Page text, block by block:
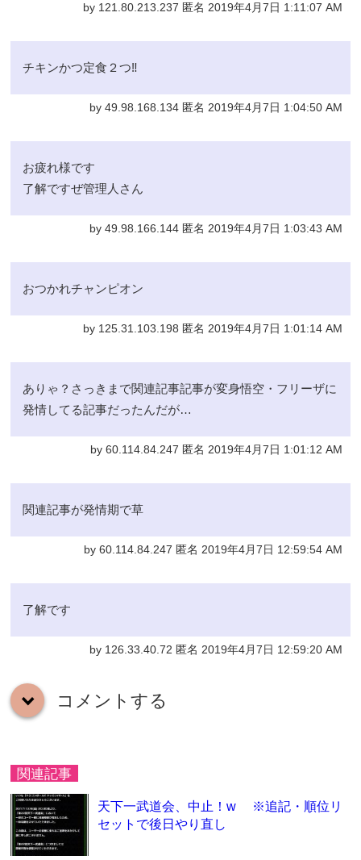
by 121.80.213.237 匿名 2019年4月7日 1:11:07 AM
チキンかつ定食２つ‼️
by 49.98.168.134 匿名 2019年4月7日 1:04:50 AM
お疲れ様です
了解ですぜ管理人さん
by 49.98.166.144 匿名 2019年4月7日 1:03:43 AM
おつかれチャンピオン
by 125.31.103.198 匿名 2019年4月7日 1:01:14 AM
ありゃ？さっきまで関連記事記事が変身悟空・フリーザに
発情してる記事だったんだが…
by 60.114.84.247 匿名 2019年4月7日 1:01:12 AM
関連記事が発情期で草
by 60.114.84.247 匿名 2019年4月7日 12:59:54 AM
了解です
by 126.33.40.72 匿名 2019年4月7日 12:59:20 AM
down コメントする
関連記事
天下一武道会、中止！w ※追記・順位リ
セットで後日やり直し